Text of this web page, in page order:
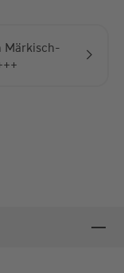
Märkisch-